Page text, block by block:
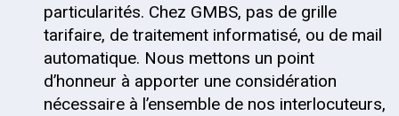
particularités. Chez GMBS, pas de grille
tarifaire, de traitement informatisé, ou de mail
automatique. Nous mettons un point
d’honneur à apporter une considération
nécessaire à l’ensemble de nos interlocuteurs,